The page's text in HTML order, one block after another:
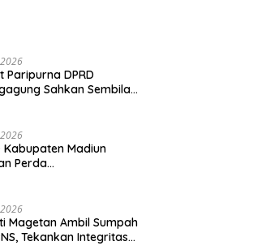
Paripurna DPRD
Sahkan Sembilan
Kabupaten Madiun
Perda
Prioritas
Magetan Ambil Sumpah
Tekankan Integritas